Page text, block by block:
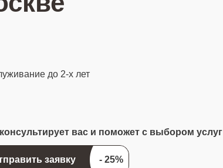
до 2-х лет
вас и поможет с выбором услуг
Отправить заявку